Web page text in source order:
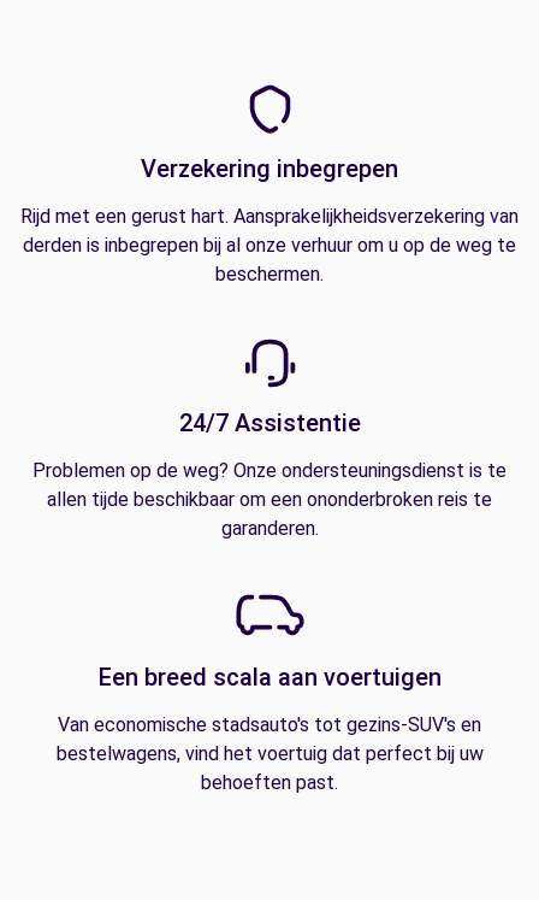
Verzekering inbegrepen
Rijd met een gerust hart. Aansprakelijkheidsverzekering van
derden is inbegrepen bij al onze verhuur om u op de weg te
beschermen.
24/7 Assistentie
Problemen op de weg? Onze ondersteuningsdienst is te
allen tijde beschikbaar om een ononderbroken reis te
garanderen.
Een breed scala aan voertuigen
Van economische stadsauto's tot gezins-SUV's en
bestelwagens, vind het voertuig dat perfect bij uw
behoeften past.